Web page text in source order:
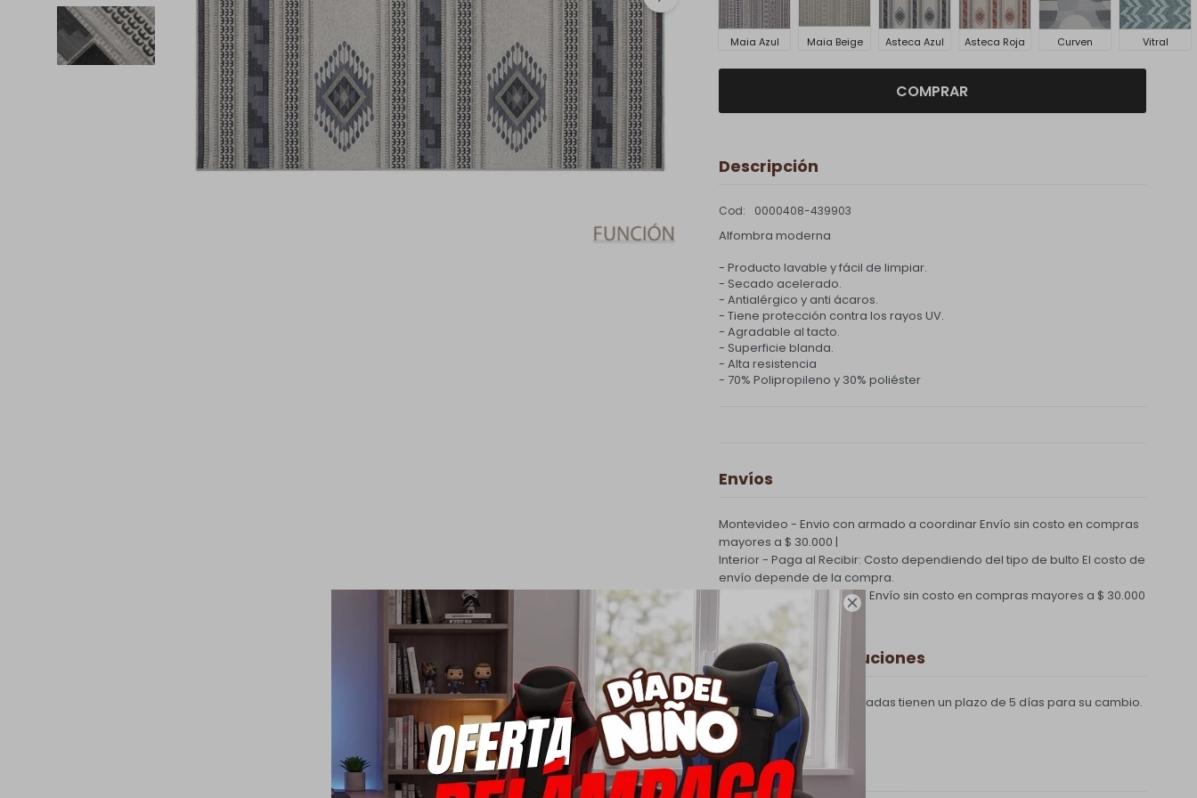

Maia Azul Maia Beige Asteca Azul Asteca Roja Curven Vitral
COMPRAR
Descripción
0000408-439903
Alfombra moderna
- Producto lavable y fácil de limpiar.
- Secado acelerado.
- Antialérgico y anti ácaros.
- Tiene protección contra los rayos UV.
- Agradable al tacto.
- Superficie blanda.
- Alta resistencia
- 70% Polipropileno y 30% poliéster
Envíos
Montevideo - Envio con armado a coordinarEnvío sin costo en compras
mayores a $ 30.000 |
Interior - Paga al Recibir: Costo dependiendo del tipo de bulto El costo de
envío depende de la compra.
PQuick Envío Coordinado Envío sin costo en compras mayores a $ 30.000
Cambios y Devoluciones
Todas las compras realizadas tienen un plazo de 5 días para su cambio.
Ver mas
Medios de pago